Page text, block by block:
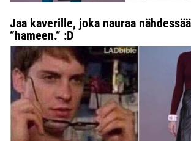
Jaa kaverille, joka nauraa
”hameen.” :D